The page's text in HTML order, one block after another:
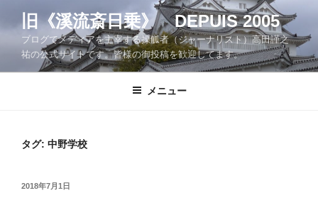
ツ
旧《溪流斎日乗》 DEPUIS 2005
ブログでメディアを主宰する操觚者（ジャーナリスト）高田謹之
祐の公式サイトです。皆様の御投稿を歓迎してます。
メニュー
タグ: 中野学校
投
2018年7月1日